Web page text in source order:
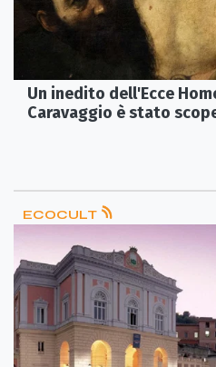
Un inedito dell'Ecce
Caravaggio è stato
ECOCULT